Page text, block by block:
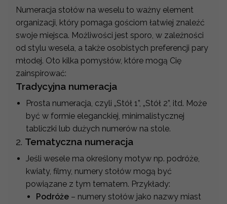
Numeracja stołów na weselu to ważny element
organizacji, który pomaga gościom łatwiej znaleźć
swoje miejsca. Możliwości jest sporo, w zależności
od stylu wesela, a także osobistych preferencji pary
młodej. Oto kilka pomysłów, które mogą Cię
zainspirować:
Tradycyjna numeracja
Prosta numeracja, czyli „Stół 1”, „Stół 2”, itd. Może
być w formie eleganckiej, minimalistycznej
tabliczki lub dużych numerów na stole.
2. Tematyczna numeracja
Jeśli wesele ma określony motyw np. podróże,
kwiaty, filmy, numery stołów mogą być
powiązane z tym tematem. Przykłady:
Podróże – numery stołów jako nazwy miast